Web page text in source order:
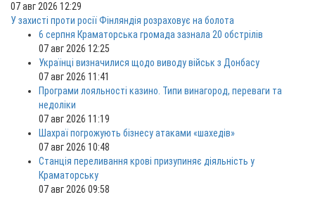
07 авг 2026 12:29
У захисті проти росії Фінляндія розраховує на болота
6 серпня Краматорська громада зазнала 20 обстрілів
07 авг 2026 12:25
Українці визначилися щодо виводу військ з Донбасу
07 авг 2026 11:41
Програми лояльності казино. Типи винагород, переваги та
недоліки
07 авг 2026 11:19
Шахраї погрожують бізнесу атаками «шахедів»
07 авг 2026 10:48
Станція переливання крові призупиняє діяльність у
Краматорську
07 авг 2026 09:58